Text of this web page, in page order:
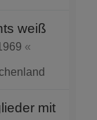
weiß
«
mit